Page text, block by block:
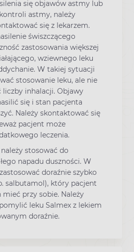
się objawów astmy lub
astmy, należy
się z lekarzem.
świszczącego
zastosowania większej
wziewnego leku
W takiej sytuacji
stosowanie leku, ale nie
liczby inhalacji. Objawy
się i stan pacjenta
Należy skontaktować się
pacjent może
leczenia.
stosować do
napadu duszności. W
doraźnie szybko
salbutamol), który pacjent
mieć przy sobie. Należy
leku Salmex z lekiem
doraźnie.